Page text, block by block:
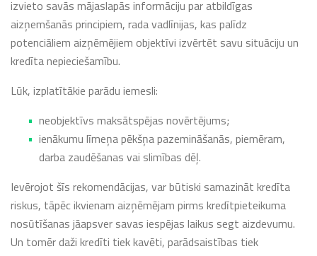
izvieto savās mājaslapās informāciju par atbildīgas
aizņemšanās principiem, rada vadlīnijas, kas palīdz
potenciāliem aizņēmējiem objektīvi izvērtēt savu situāciju un
kredīta nepieciešamību.
Lūk, izplatītākie parādu iemesli:
neobjektīvs maksātspējas novērtējums;
ienākumu līmeņa pēkšņa pazemināšanās, piemēram,
darba zaudēšanas vai slimības dēļ.
Ievērojot šīs rekomendācijas, var būtiski samazināt kredīta
riskus, tāpēc ikvienam aizņēmējam pirms kredītpieteikuma
nosūtīšanas jāapsver savas iespējas laikus segt aizdevumu.
Un tomēr daži kredīti tiek kavēti, parādsaistības tiek